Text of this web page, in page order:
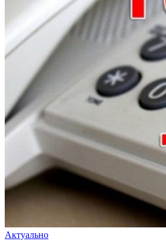
Актуально